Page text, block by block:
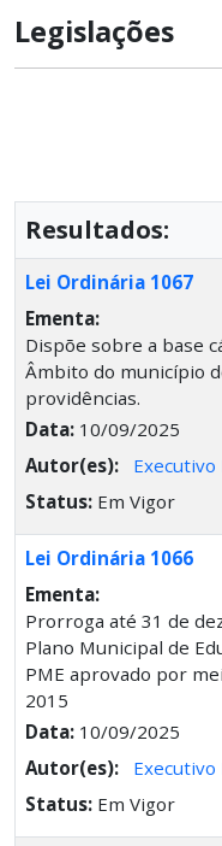
Legislações
Resultados:
Lei Ordinária 1067
Ementa:
Dispõe sobre a base
Âmbito do município
providências.
Data: 10/09/2025
Autor(es):
Status: Em Vigor
Lei Ordinária 1066
Ementa:
Prorroga até 31 de
Plano Municipal de
PME aprovado por
2015
Data: 10/09/2025
Autor(es):
Status: Em Vigor